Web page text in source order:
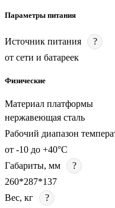
Параметры питания
Источник питания
?
от сети и батареек
Физические
Материал платформы
нержавеющая сталь
Рабочий диапазон
от -10 до +40°C
Габариты, мм
?
260*287*137
Вес, кг
?